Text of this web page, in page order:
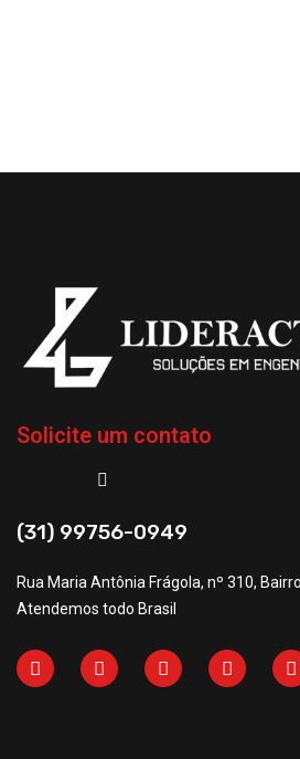
Solicite um contato
(31) 99756-0949
Rua Maria Antônia Frágola, nº 310,
Atendemos todo Brasil